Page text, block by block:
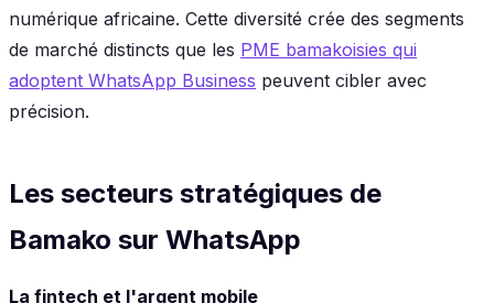
numérique africaine. Cette diversité crée des segments
de marché distincts que les PME bamakoisies qui
adoptent WhatsApp Business peuvent cibler avec
précision.
Les secteurs stratégiques de
Bamako sur WhatsApp
La fintech et l'argent mobile